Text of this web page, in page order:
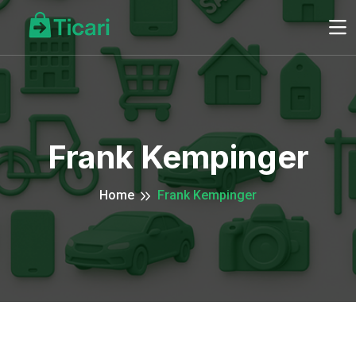
Frank Kempinger
Home Frank Kempinger